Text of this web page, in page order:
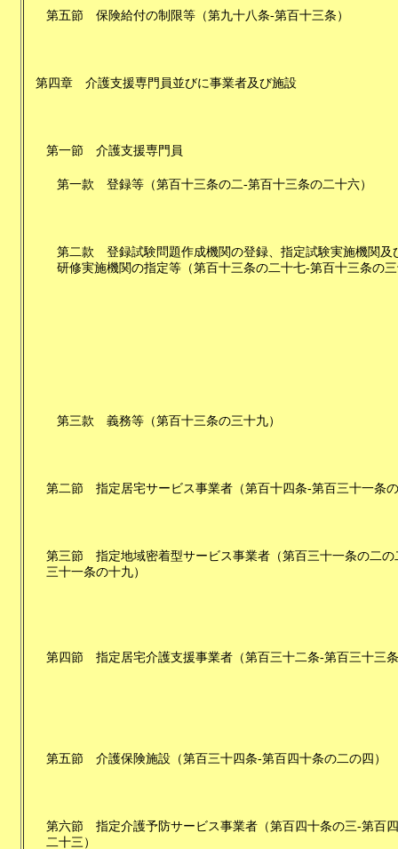
第五節 保険給付の制限等（第九十八条-第百十三条 ）
第四章 介護支援専門員並びに事業者及び施設
第一節 介護支援専門員
第一款 登録等（第百十三条の二-第百十三条の二十六）
第二款
登録試験問題作成機関の登録、指定試験実施機関及
研修実施機関の指定等（第百十三条の二十七-第百十三条の
第三款 義務等（第百十三条の三十九）
第二節 指定居宅サービス事業者（第百十四条-第百三十一条
第三節 指定地域密着型サービス事業者（第百三十一条の二の
三十一条の十九）
第四節 指定居宅介護支援事業者（第百三十二条-第百三十三
第五節 介護保険施設 （第百三十四条-第百四十条の二の四 ）
第六節 指定介護予防サービス事業者（第百四十条の三-第百
二十三 ）